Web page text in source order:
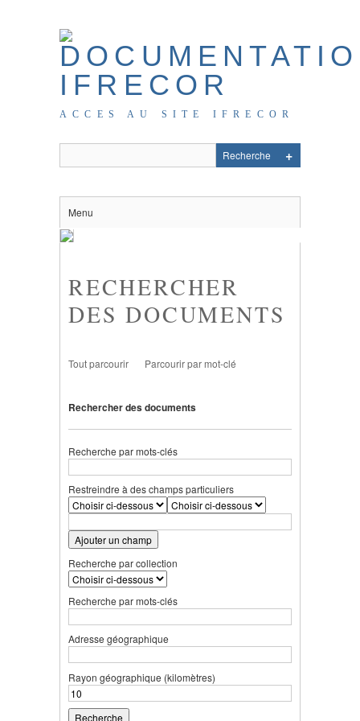
ACCES AU SITE IFRECOR
Menu
RECHERCHER
DES DOCUMENTS
Tout parcourir Parcourir par mot-clé
Rechercher des documents
Recherche par mots-clés
Restreindre à des champs particuliers
Ajouter un champ
Recherche par collection
Recherche par mots-clés
Adresse géographique
Rayon géographique (kilomètres)